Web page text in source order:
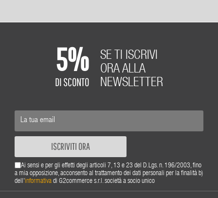
5%
DI SCONTO
SE TI ISCRIVI
ORA ALLA
NEWSLETTER
ISCRIVITI ORA
Ai sensi e per gli effetti degli articoli 7, 13 e 23 del D.Lgs. n. 196/2003, fino
a mia opposizione, acconsento al trattamento dei dati personali per la finalità b)
dell'informativa di G2commerce s.r.l. società a socio unico